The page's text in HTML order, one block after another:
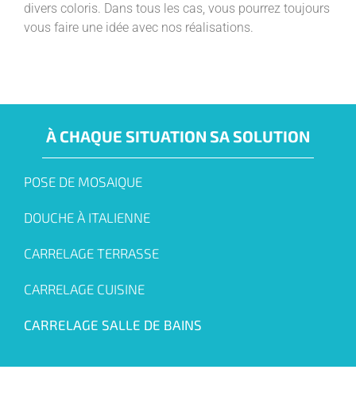
divers coloris. Dans tous les cas, vous pourrez toujours
vous faire une idée avec nos réalisations.
À CHAQUE SITUATION SA SOLUTION
POSE DE MOSAIQUE
DOUCHE À ITALIENNE
CARRELAGE TERRASSE
CARRELAGE CUISINE
CARRELAGE SALLE DE BAINS